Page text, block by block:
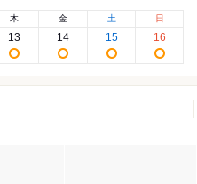
木
13
金
14
土
15
日
16